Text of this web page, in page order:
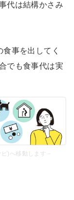
代は結構かさみ
事を出してく
でも食事代は実
)へ移動します－